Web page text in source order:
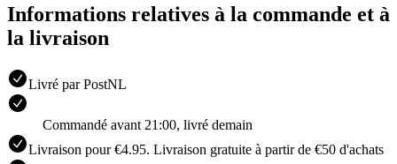
Informations relatives à la commande et à
la livraison
Livré par PostNL
Commandé avant 21:00, livré demain
Livraison pour €4.95. Livraison gratuite à partir de €50 d'achats